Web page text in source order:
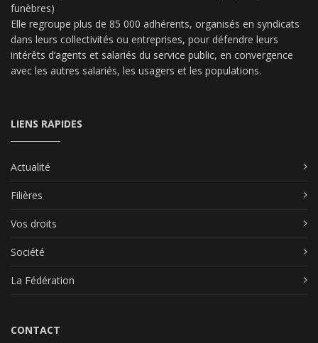
funèbres)
Elle regroupe plus de 85 000 adhérents, organisés en syndicats
dans leurs collectivités ou entreprises, pour défendre leurs
intérêts d’agents et salariés du service public, en convergence
avec les autres salariés, les usagers et les populations.
LIENS RAPIDES
Actualité
Filières
Vos droits
Société
La Fédération
CONTACT